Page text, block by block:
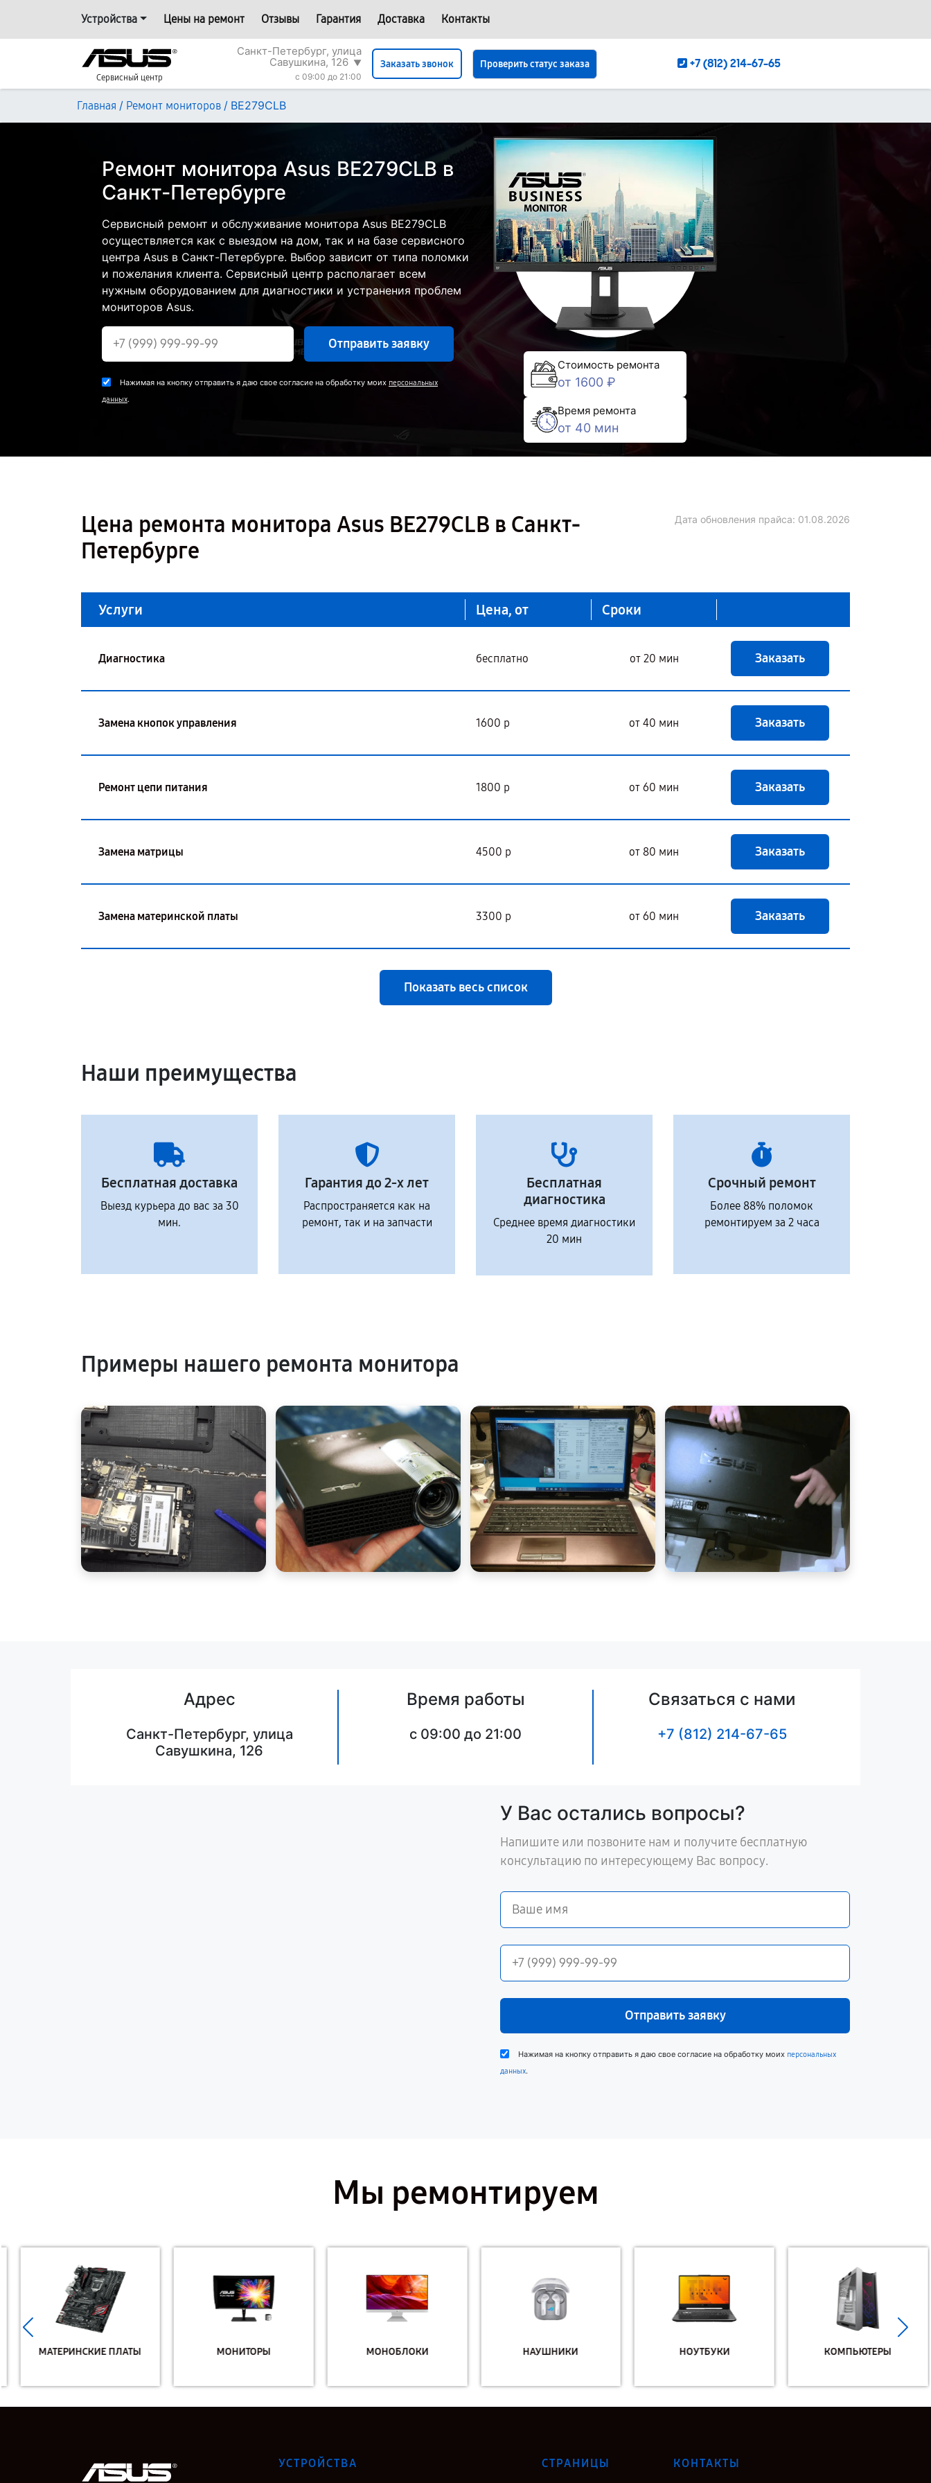
Устройства Цены на ремонт Отзывы Гарантия Доставка Контакты
Сервисный центр
Санкт-Петербург, улица
Савушкина, 126 ▼
c 09:00 до 21:00
Заказать звонок Проверить статус заказа +7 (812) 214-67-65
Главная / Ремонт мониторов / BE279CLB
Ремонт монитора Asus BE279CLB в
Санкт-Петербурге
Сервисный ремонт и обслуживание монитора Asus BE279CLB
осуществляется как с выездом на дом, так и на базе сервисного
центра Asus в Санкт-Петербурге. Выбор зависит от типа поломки
и пожелания клиента. Сервисный центр располагает всем
нужным оборудованием для диагностики и устранения проблем
мониторов Asus.
Отправить заявку
Нажимая на кнопку отправить я даю свое согласие на обработку моих персональных
данных.
Стоимость ремонта
от 1600 ₽
Время ремонта
от 40 мин
Цена ремонта монитора Asus BE279CLB в Санкт-
Петербурге
Дата обновления прайса: 01.08.2026
Услуги Цена, от Сроки
Диагностика бесплатно от 20 мин Заказать
Замена кнопок управления 1600 р от 40 мин Заказать
Ремонт цепи питания 1800 р от 60 мин Заказать
Замена матрицы 4500 р от 80 мин Заказать
Замена материнской платы 3300 р от 60 мин Заказать
Показать весь список
Наши преимущества
Бесплатная доставка
Выезд курьера до вас за 30
мин.
Гарантия до 2-х лет
Распространяется как на
ремонт, так и на запчасти
Бесплатная
диагностика
Среднее время диагностики
20 мин
Срочный ремонт
Более 88% поломок
ремонтируем за 2 часа
Примеры нашего ремонта монитора
Адрес
Санкт-Петербург, улица
Савушкина, 126
Время работы
c 09:00 до 21:00
Связаться с нами
+7 (812) 214-67-65
У Вас остались вопросы?
Напишите или позвоните нам и получите бесплатную
консультацию по интересующему Вас вопросу.
Отправить заявку
Нажимая на кнопку отправить я даю свое согласие на обработку моих персональных
данных.
Мы ремонтируем
МАТЕРИНСКИЕ ПЛАТЫ МОНИТОРЫ МОНОБЛОКИ НАУШНИКИ НОУТБУКИ КОМПЬЮТЕРЫ
УСТРОЙСТВА СТРАНИЦЫ КОНТАКТЫ